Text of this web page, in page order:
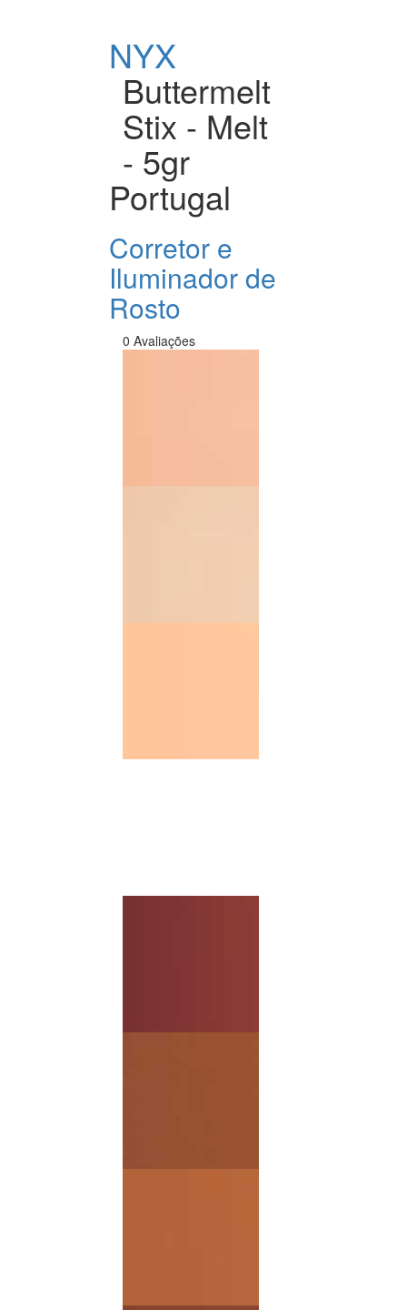
NYX
Buttermelt
Stix - Melt
- 5gr
Portugal
Corretor e
Iluminador de
Rosto
0 Avaliações